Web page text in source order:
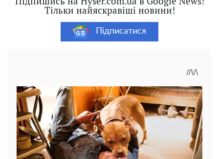
Тільки найяскравіші новини!
Підписатися